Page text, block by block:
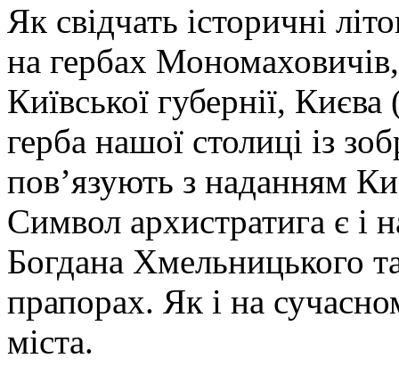
Як свідчать історичні
на гербах
Київської губернії,
герба нашої столиці із
пов’язують з наданням
Символ архистратига є і
Богдана Хмельницького
прапорах. Як і на
міста.